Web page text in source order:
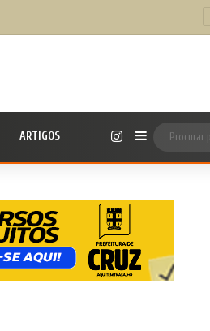
ARTIGOS InstagramBarra Lateral